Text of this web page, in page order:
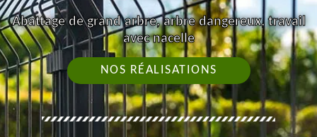
Abattage de grand arbre, arbre dangereux, travail
avec nacelle
NOS RÉALISATIONS